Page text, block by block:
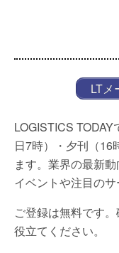
LTメ
LOGISTICS
日7時）・夕刊（16
ます。業界の最新
イベントや注目のサ
ご登録は無料です
役立てください。